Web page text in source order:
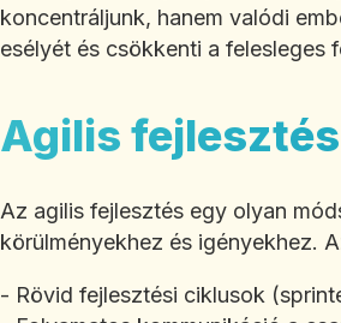
koncentráljunk, hanem valódi
esélyét és csökkenti a felesleges
Agilis
Az agilis fejlesztés egy olyan
körülményekhez és igényekhez.
- Rövid fejlesztési ciklusok